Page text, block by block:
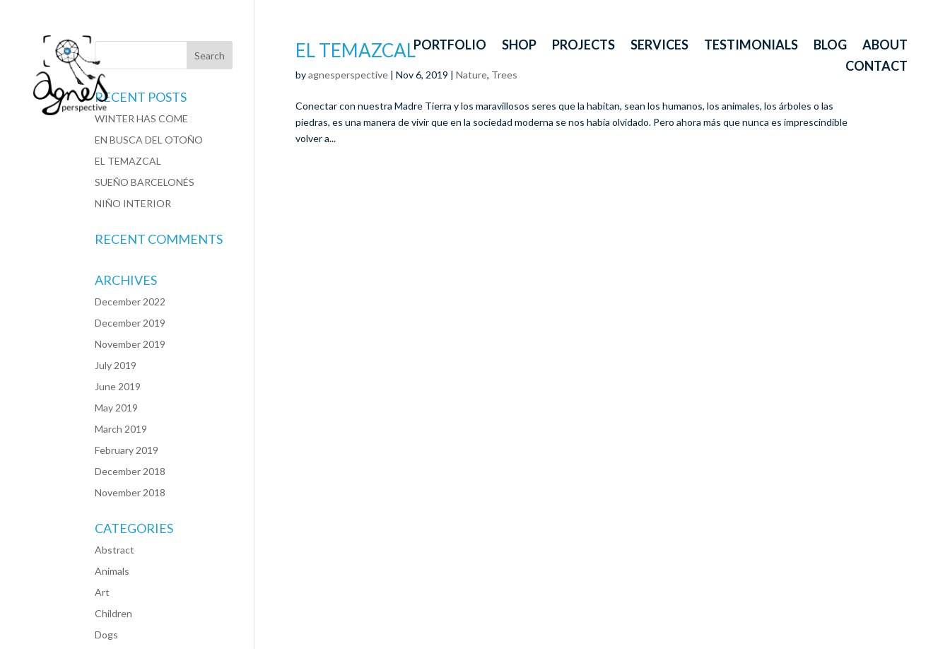
PORTFOLIO SHOP PROJECTS SERVICES TESTIMONIALS BLOG
ABOUT
CONTACT
EL TEMAZCAL
byagnesperspective| Nov 6, 2019 | Nature, Trees
Conectar con nuestra Madre Tierra y los maravillosos seres que la habitan, sean los humanos, los animales, los árboles o las
piedras, es una manera de vivir que en la sociedad moderna se nos había olvidado. Pero ahora más que nunca es imprescindible
volver a...
RECENT POSTS
WINTER HAS COME
EN BUSCA DEL OTOÑO
EL TEMAZCAL
SUEÑO BARCELONÉS
NIÑO INTERIOR
RECENT COMMENTS
ARCHIVES
December 2022
December 2019
November 2019
July 2019
June 2019
May 2019
March 2019
February 2019
December 2018
November 2018
CATEGORIES
Abstract
Animals
Art
Children
Dogs